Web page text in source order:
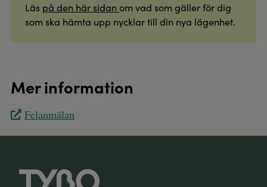
Läs på den här sidanom vad som gäller för dig
som ska hämta upp nycklar till din nya lägenhet.
Mer information
Felanmälan